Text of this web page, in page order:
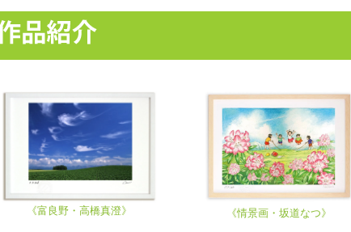
《富良野・高橋真澄》
《情景画・坂道なつ》